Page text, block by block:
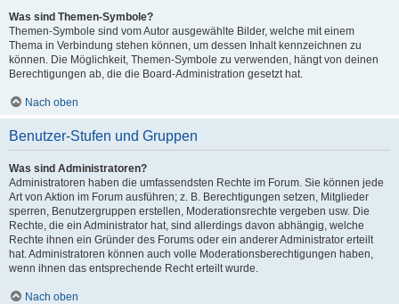
Was sind Themen-Symbole?
Themen-Symbole sind vom Autor ausgewählte Bilder, welche mit einem
Thema in Verbindung stehen können, um dessen Inhalt kennzeichnen zu
können. Die Möglichkeit, Themen-Symbole zu verwenden, hängt von deinen
Berechtigungen ab, die die Board-Administration gesetzt hat.
Nach oben
Benutzer-Stufen und Gruppen
Was sind Administratoren?
Administratoren haben die umfassendsten Rechte im Forum. Sie können jede
Art von Aktion im Forum ausführen; z. B. Berechtigungen setzen, Mitglieder
sperren, Benutzergruppen erstellen, Moderationsrechte vergeben usw. Die
Rechte, die ein Administrator hat, sind allerdings davon abhängig, welche
Rechte ihnen ein Gründer des Forums oder ein anderer Administrator erteilt
hat. Administratoren können auch volle Moderationsberechtigungen haben,
wenn ihnen das entsprechende Recht erteilt wurde.
Nach oben